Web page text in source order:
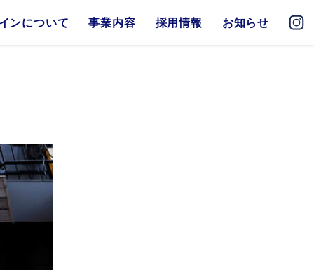
ンについて 事業内容 採用情報 お知らせ
店
食堂
り寄せ